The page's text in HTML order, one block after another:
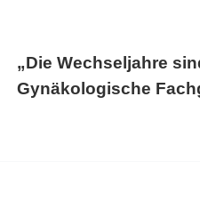
„Die Wechseljahre
Gynäkologische